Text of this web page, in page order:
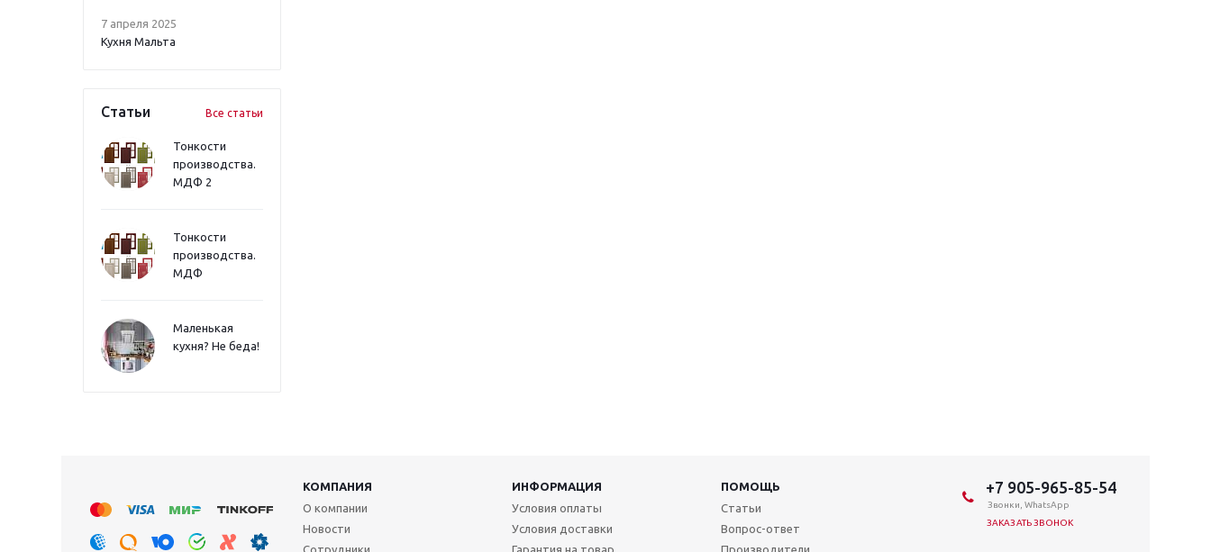
7 апреля 2025
Кухня Мальта
Статьи Все статьи
Тонкости
производства.
МДФ 2
Тонкости
производства.
МДФ
Маленькая
кухня? Не беда!
КОМПАНИЯ ИНФОРМАЦИЯ
ПОМОЩЬ
О компании
Новости
Сотрудники
Условия оплаты
Условия доставки
Гарантия на товар
Статьи
Вопрос-ответ
Производители
+7 905-965-85-54
Звонки, WhatsApp
ЗАКАЗАТЬ ЗВОНОК